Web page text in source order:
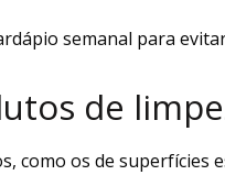
semanal para
de
como os de superfícies